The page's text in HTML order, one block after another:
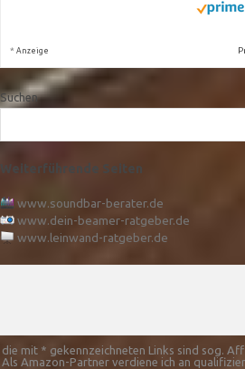
* Anzeige
Suchen
Weiterführende Seiten
www.soundbar-berater.de
www.dein-beamer-ratgeber.de
www.leinwand-ratgeber.de
die mit * gekennzeichneten Links sind sog.
Als Amazon-Partner verdiene ich an